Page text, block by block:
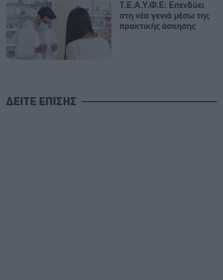
Τ.Ε.Α.Υ.Φ.Ε: Επενδύει
στη νέα γενιά μέσω της
πρακτικής άσκησης
ΔΕΙΤΕ ΕΠΙΣΗΣ